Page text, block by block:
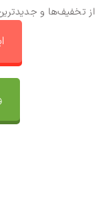
از تخفیف‌ها و